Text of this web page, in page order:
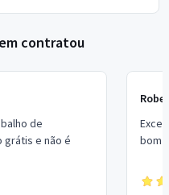
contratou
de
grátis e não é
bom